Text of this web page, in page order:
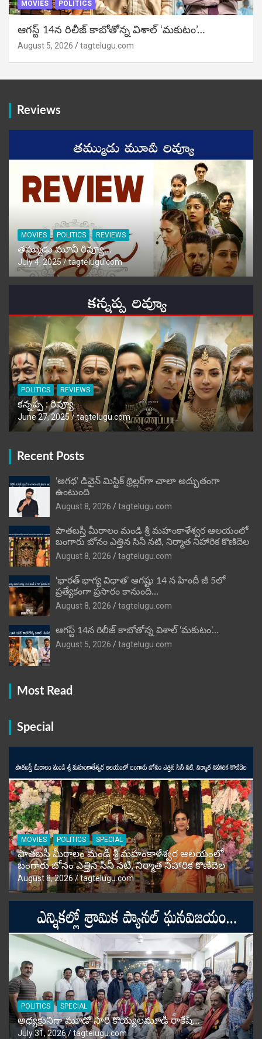
MOVIES POLITICS
ఆగస్ట్ 14న రిలీజ్ కాబోతోన్న విశాల్ ‘మకుటం’…
August 5, 2026 tagtelugu.com
Reviews
MOVIES POLITICS REVIEWS
తమ్ముడు మూవీ రివ్యూ…
July 4, 2025 tagtelugu.com
POLITICS REVIEWS
కన్నప్ప : రివ్యూ
June 27, 2025 tagtelugu.com
Recent Posts
‘అగధ’ డివైన్ మిస్టిక్ థ్రిల్లర్‌గా చాలా అద్భుతంగా
ఉంటుంది
August 8, 2026
tagtelugu.com
పాతబస్తీ మీరాలం మండి శ్రీ మహంకాళేశ్వర ఆలయంలో
బంగారు బోనం ఎత్తిన సినీ నటి, నిర్మాత నిహారిక కొణిదెల
August 8, 2026
tagtelugu.com
‘భారత్ భాగ్య విధాత’ ఆగష్టు 14 న హిందీ జీ 5లో
ప్రత్యేకంగా ప్రసారం కానుంది…
August 8, 2026
tagtelugu.com
ఆగస్ట్ 14న రిలీజ్ కాబోతోన్న విశాల్ ‘మకుటం’…
August 5, 2026
tagtelugu.com
Most Read
Special
MOVIES POLITICS SPECIAL
పాతబస్తీ మీరాలం మండి శ్రీ మహంకాళేశ్వర ఆలయంలో
బంగారు బోనం ఎత్తిన సినీ నటి, నిర్మాత నిహారిక కొణిదెల
August 8, 2026 tagtelugu.com
POLITICS SPECIAL
అధ్యక్షునిగా మూడో సారి కొయ్యలమూడి రాకేష్‌…
July 31, 2026 tagtelugu.com